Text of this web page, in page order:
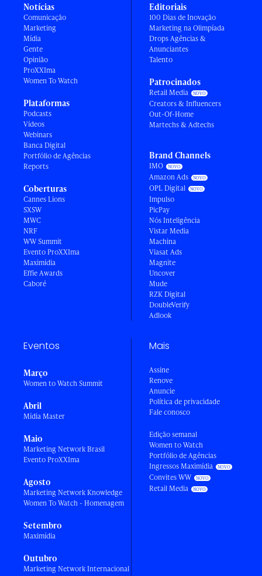
Notícias
Comunicação
Marketing
Mídia
Gente
Opinião
ProXXIma
Women To Watch
Plataformas
Podcasts
Vídeos
Webinars
Banca Digital
Portfólio de Agências
Reports
Coberturas
Cannes Lions
SXSW
MWC
NRF
WW Summit
Evento ProXXIma
Maximídia
Effie Awards
Caboré
Editoriais
100 Dias de Inovação
Marketing na Olimpíada
Drops Agências &
Anunciantes
Talento
Patrocinados
Retail Media
Creators & Influencers
Out-Of-Home
Martechs & Adtechs
Brand Channels
IMO
Amazon Ads
OPL Digital
Impulso
PicPay
Nós Inteligência
Vistar Media
Machina
Viasat Ads
Magnite
Uncover
Mude
RZK Digital
DoubleVerify
Adlook
Eventos
Março
Women to Watch Summit
Abril
Mídia Master
Maio
Marketing Network Brasil
Evento ProXXIma
Agosto
Marketing Network Knowledge
Women To Watch - Homenagem
Setembro
Maximídia
Outubro
Marketing Network Internacional
Mais
Assine
Renove
Anuncie
Política de privacidade
Fale conosco
Edição semanal
Women to Watch
Portfólio de Agências
Ingressos Maximídia
Convites WW
Retail Media